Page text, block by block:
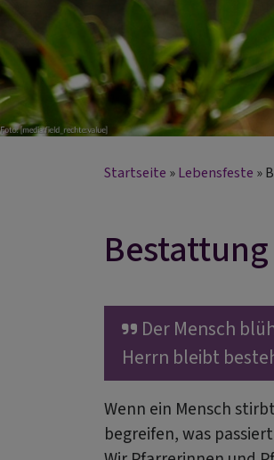
Startseite Lebensfeste
Bestattung
Der Mensch
Herrn bleibt
Wenn ein Mensch
begreifen, was